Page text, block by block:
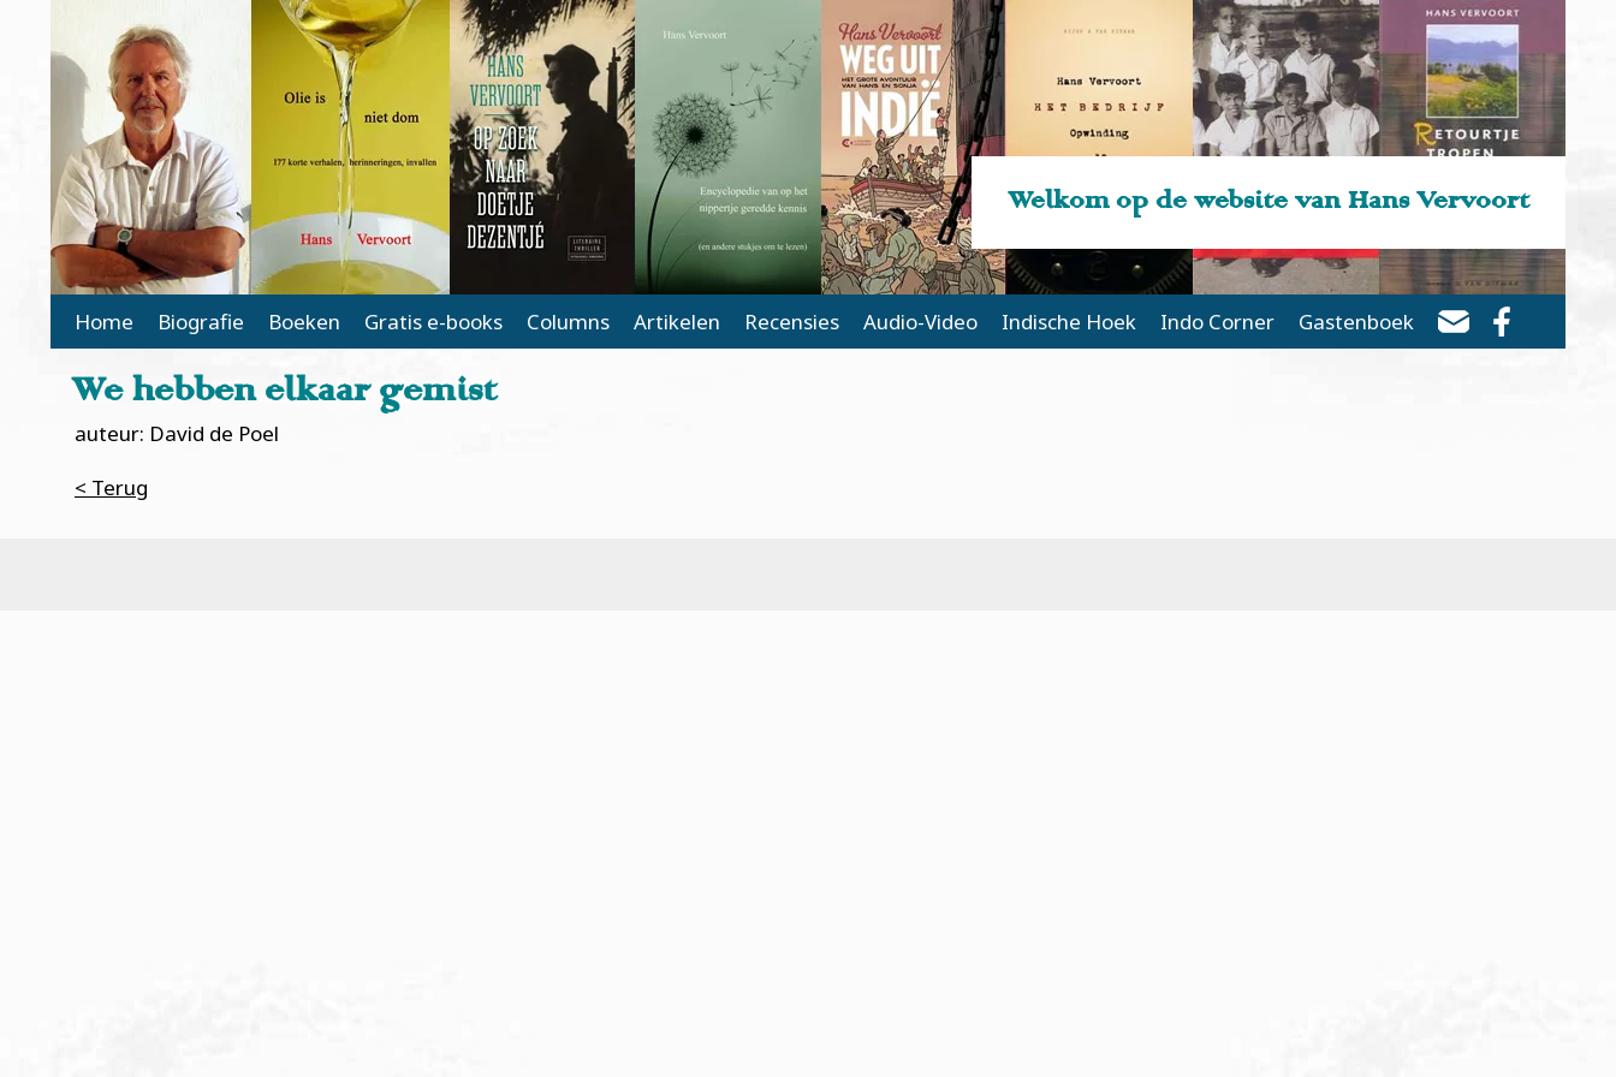
Welkom op de website van Hans Vervoort
Main Page Navigation
Home Biografie Boeken Gratis e-books Columns Artikelen Recensies Audio-Video Indische Hoek Indo Corner Gastenboek
We hebben elkaar gemist
auteur: David de Poel
< Terug